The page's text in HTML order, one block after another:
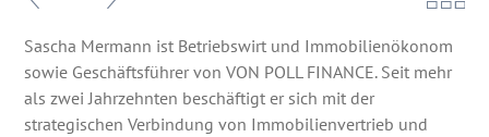
Sascha Mermann ist Betriebswirt und Immobilienökonom
sowie Geschäftsführer von VON POLL FINANCE. Seit mehr
als zwei Jahrzehnten beschäftigt er sich mit der
strategischen Verbindung von Immobilienvertrieb und